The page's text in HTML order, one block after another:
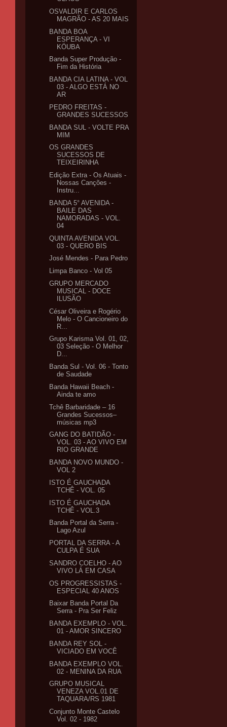
OSVALDIR E CARLOS
MAGRÃO - AS 20 MAIS
BANDA BOA
ESPERANÇA - VI
KÖUBA
Banda Super Produção -
Fim da História
BANDA CIA LATINA - VOL
03 - ALGO ESTÁ NO
AR
PEDRO FREITAS -
GRANDES SUCESSOS
BANDA SUL - VOLTE PRA
MIM
OS GRANDES
SUCESSOS DE
TEIXEIRINHA
Edição Extra - Os Atuais -
Nossas Canções -
Instru...
BANDA 5° AVENIDA -
BAILE DAS
NAMORADAS - VOL.
04
QUINTA AVENIDA VOL.
03 - QUERO BIS
José Mendes - Para Pedro
Limpa Banco - Vol 05
GRUPO MERCADO
MUSICAL - DOCE
ILUSÃO
César Oliveira e Rogério
Melo - O Cancioneiro do
R...
Grupo Karisma Vol. 01, 02,
03 Seleção - O Melhor
D...
Banda Sul - Vol. 06 - Tonto
de Saudade
Banda Hawaii Beach -
Ainda te amo
Tchê Barbaridade – 16
Grandes Sucessos–
músicas mp3
GANG DO BATIDÃO -
VOL. 03 - AO VIVO EM
RIO GRANDE
BANDA NOVO MUNDO -
VOL 2
ISTO É GAUCHADA
TCHÊ - VOL. 05
ISTO É GAUCHADA
TCHÊ - VOL.3
Banda Portal da Serra -
Lago Azul
PORTAL DA SERRA - A
CULPA É SUA
SANDRO COELHO - AO
VIVO LÁ EM CASA
OS PROGRESSISTAS -
ESPECIAL 40 ANOS
Baixar Banda Portal Da
Serra - Pra Ser Feliz
BANDA EXEMPLO - VOL.
01 - AMOR SINCERO
BANDA REY SOL -
VICIADO EM VOCÊ
BANDA EXEMPLO VOL.
02 - MENINA DA RUA
GRUPO MUSICAL
VENEZA VOL.01 DE
TAQUARA/RS 1981
Conjunto Monte Castelo
Vol. 02 - 1982